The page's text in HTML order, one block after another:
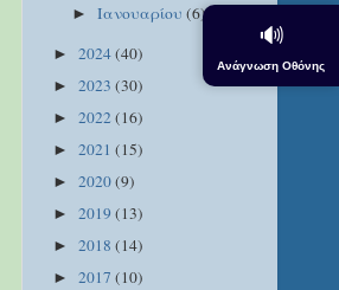
🔊
Ανάγνωση Οθόνης
►Ιανουαρίου(6)
► 2024(40)
► 2023 (30)
► 2022(16)
► 2021 (15)
► 2020(9)
► 2019 (13)
► 2018 (14)
► 2017 (10)